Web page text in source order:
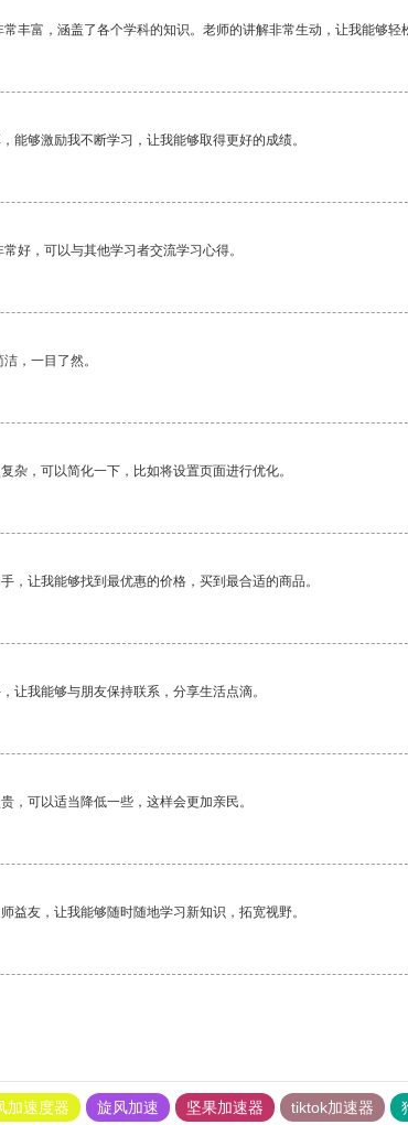
丰富，涵盖了各个学科的知识。老师的讲解非常生动，让我能够轻
能够激励我不断学习，让我能够取得更好的成绩。
好，可以与其他学习者交流学习心得。
，一目了然。
杂，可以简化一下，比如将设置页面进行优化。
，让我能够找到最优惠的价格，买到最合适的商品。
让我能够与朋友保持联系，分享生活点滴。
，可以适当降低一些，这样会更加亲民。
益友，让我能够随时随地学习新知识，拓宽视野。
加速度器 旋风加速 坚果加速器 tiktok加速器